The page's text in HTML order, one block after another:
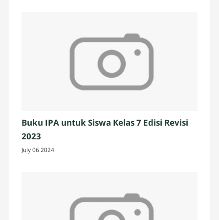
Buku IPA untuk Siswa Kelas 7 Edisi Revisi
2023
July 06 2024